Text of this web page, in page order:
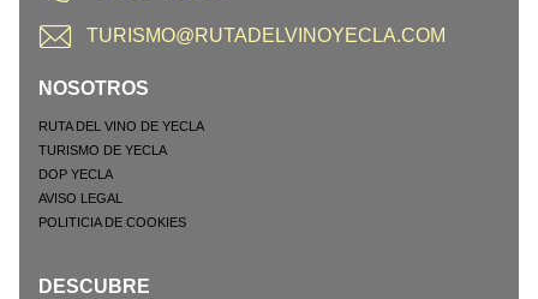
TURISMO@RUTADELVINOYECLA.COM
NOSOTROS
RUTA DEL VINO DE YECLA
TURISMO DE YECLA
DOP YECLA
AVISO LEGAL
POLITICIA DE COOKIES
DESCUBRE